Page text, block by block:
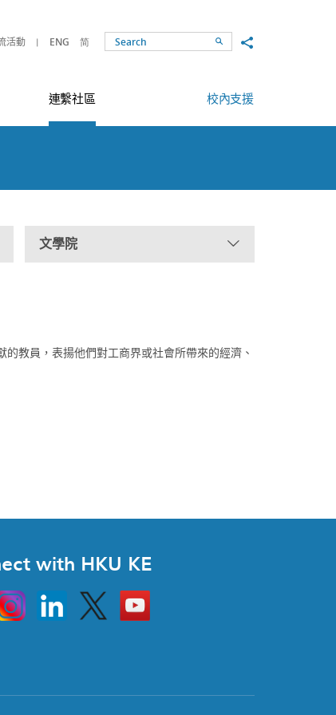
活動 ENG 简 SearchShare to
連繫社區 校內支援
文學院
教員，表揚他們對工商界或社會所帶來的經濟、
with HKU KE
Linkedin Twitter
Go
to
HKU